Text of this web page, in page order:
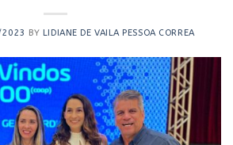
BY LIDIANE DE VAILA PESSOA CORREA